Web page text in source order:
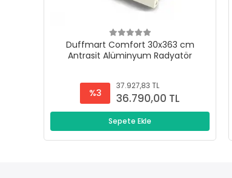
Duffmart Comfort 30x363 cm
Antrasit Alüminyum Radyatör
%3
37.927,83 TL
36.790,00 TL
Sepete Ekle